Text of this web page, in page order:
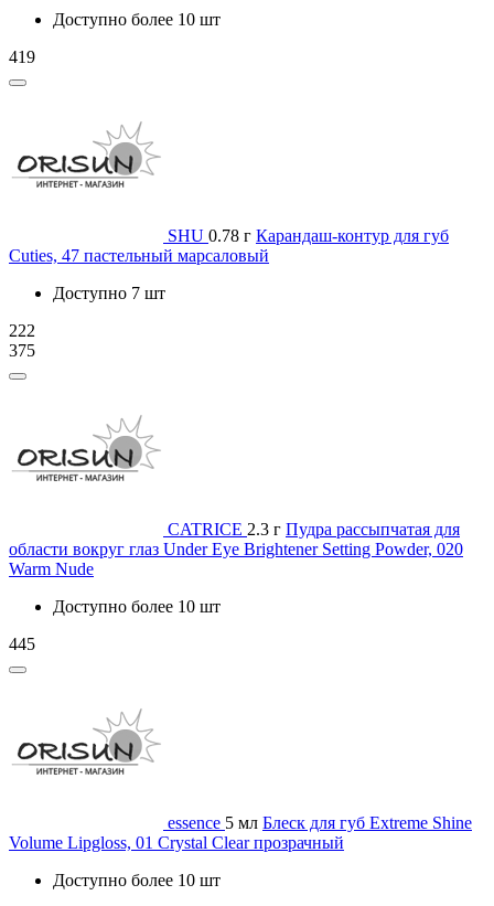
Доступно более 10 шт
419
SHU 0.78 г Карандаш-контур для губ
Cuties, 47 пастельный марсаловый
Доступно 7 шт
222
375
CATRICE 2.3 г Пудра рассыпчатая для
области вокруг глаз Under Eye Brightener Setting Powder, 020
Warm Nude
Доступно более 10 шт
445
essence 5 мл Блеск для губ Extreme Shine
Volume Lipgloss, 01 Crystal Clear прозрачный
Доступно более 10 шт